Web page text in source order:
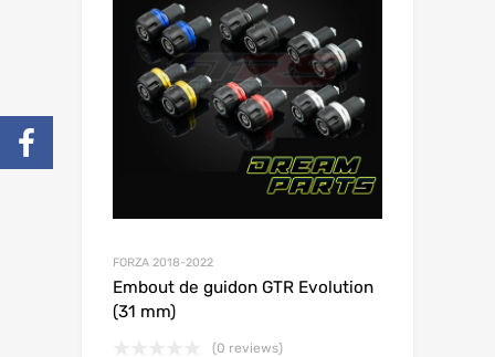
FORZA 2018-2022
Embout de guidon GTR Evolution
(31 mm)
(0 reviews)